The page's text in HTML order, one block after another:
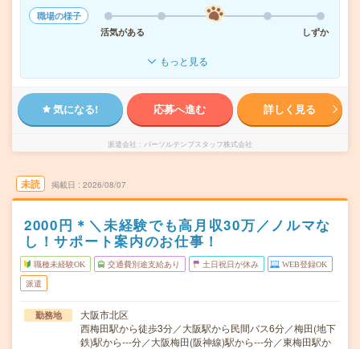
職場の様子
活気がある
しずか
もっと見る
気になる! 応募へ進む 詳しく見る
派遣会社 パーソルテンプスタッフ株式会社
未読 掲載日 2026/08/07
2000円＊＼未経験でも高月収30万／ノルマな
し！サポート案内のお仕事！
職種未経験OK 交通費別途支給あり 土日祝日が休み WEB登録OK
派遣
勤務地
大阪市北区
西梅田駅から徒歩3分／大阪駅から民間バス6分／梅田(地下
鉄)駅から---分／大阪梅田(阪神線)駅から---分／東梅田駅か